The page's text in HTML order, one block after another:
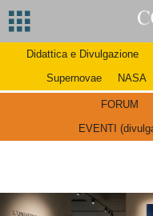
Didattica e Divulgazione
Supernovae
NASA
FORUM
EVENTI